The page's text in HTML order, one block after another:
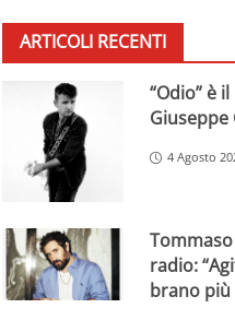
ARTICOLI RECENTI
“Odio” è
Giuseppe
4 Agosto
radio:
brano